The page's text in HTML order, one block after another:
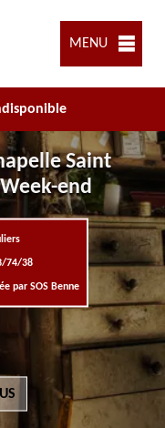
MENU
Saint
end
74/38
par SOS Benne